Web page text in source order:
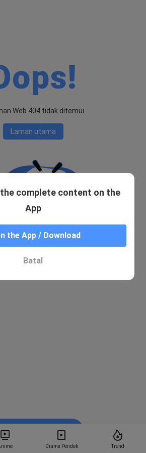
Drama Pendek Trend
Web 404 tidak ditemui
Laman utama
the complete content on the
App
the App / Download
Batal
Tonton dalam BiliBili